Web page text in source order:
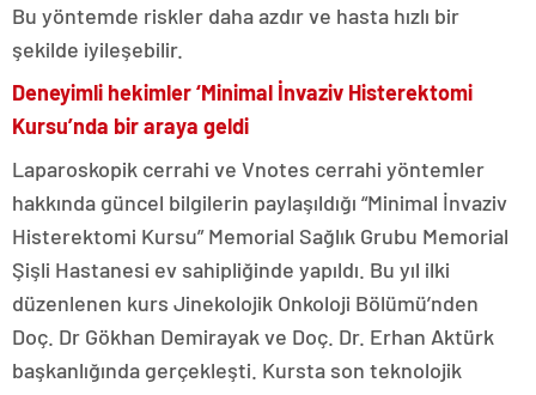
Bu yöntemde riskler daha azdır ve hasta hızlı bir
şekilde iyileşebilir.
Deneyimli hekimler ‘Minimal İnvaziv Histerektomi
Kursu’nda bir araya geldi
Laparoskopik cerrahi ve Vnotes cerrahi yöntemler
hakkında güncel bilgilerin paylaşıldığı “Minimal İnvaziv
Histerektomi Kursu” Memorial Sağlık Grubu Memorial
Şişli Hastanesi ev sahipliğinde yapıldı. Bu yıl ilki
düzenlenen kurs Jinekolojik Onkoloji Bölümü’nden
Doç. Dr Gökhan Demirayak ve Doç. Dr. Erhan Aktürk
başkanlığında gerçekleşti. Kursta son teknolojik